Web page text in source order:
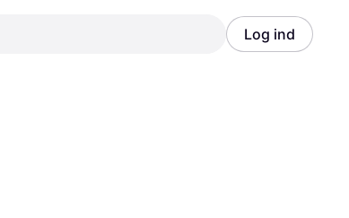
Log ind